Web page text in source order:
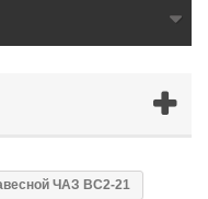
ЧАЗ ВС2-21